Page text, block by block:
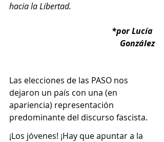
hacia la Libertad.
*por Lucía
González
Las elecciones de las PASO nos
dejaron un país con una (en
apariencia) representación
predominante del discurso fascista.
¡Los jóvenes! ¡Hay que apuntar a la